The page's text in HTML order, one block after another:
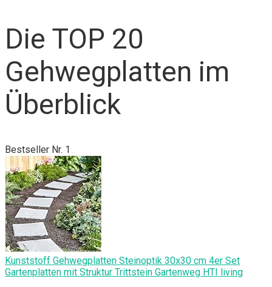
Die TOP 20
Gehwegplatten im
Überblick
Bestseller Nr. 1
Kunststoff Gehwegplatten Steinoptik 30x30 cm 4er Set
Gartenplatten mit Struktur Trittstein Gartenweg HTI living